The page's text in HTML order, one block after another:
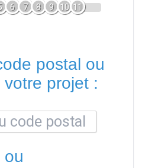
6 7 8 9 10 11
postal ou
votre projet :
ou